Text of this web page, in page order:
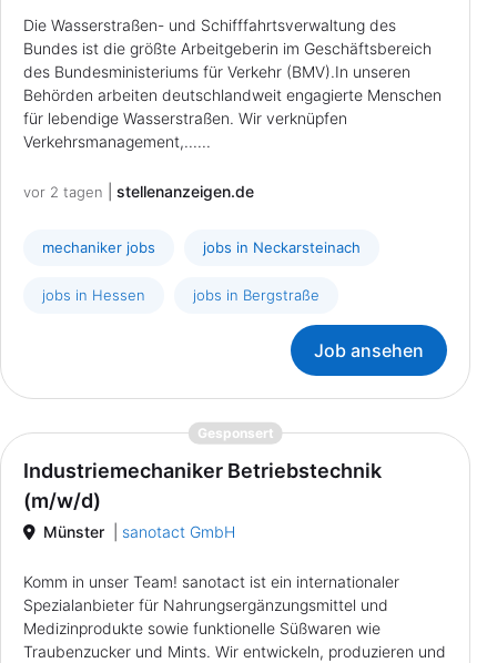
Die Wasserstraßen- und Schifffahrtsverwaltung des
Bundes ist die größte Arbeitgeberin im Geschäftsbereich
des Bundesministeriums für Verkehr (BMV).In unseren
Behörden arbeiten deutschlandweit engagierte Menschen
für lebendige Wasserstraßen. Wir verknüpfen
Verkehrsmanagement,......
vor 2 tagen stellenanzeigen.de
mechaniker jobs jobs in Neckarsteinach
jobs in Hessen jobs in Bergstraße
Job ansehen
Gesponsert{prompt.job}
Industriemechaniker Betriebstechnik
(m/w/d)
Münster sanotact GmbH
Komm in unser Team! sanotact ist ein internationaler
Spezialanbieter für Nahrungsergänzungsmittel und
Medizinprodukte sowie funktionelle Süßwaren wie
Traubenzucker und Mints. Wir entwickeln, produzieren und